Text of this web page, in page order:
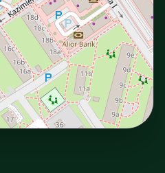
INTERACTIVE VIEW